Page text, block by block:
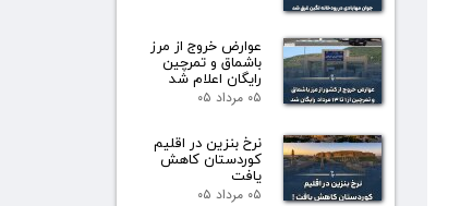
عوارض خروج از مرز
باشماق و تمرچین
رایگان اعلام شد
۰۵ مرداد ۰۵
نرخ بنزین در اقلیم
کوردستان کاهش
یافت
۰۵ مرداد ۰۵